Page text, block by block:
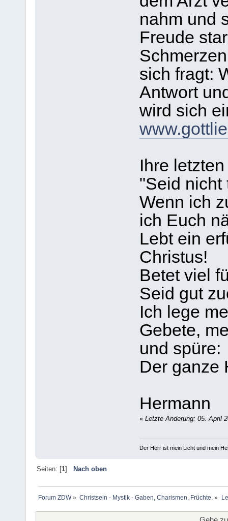
nahm und
Freude
sich fragt:
Antwort
wird sich
Ihre
"Seid nicht
Wenn ich
ich Euch
Lebt ein
Christus!
Betet viel
Seid gut
Ich lege
Gebete,
und spüre:
Der ganze
Hermann
« Letzte Änderung: 05. April
Der Herr ist mein Licht und mein
Seiten: [1] Nach oben
Forum ZDW» Christsein - Mystik - Gaben, Charismen, Früchte. »